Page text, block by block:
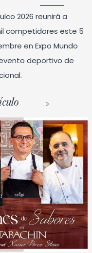
2026 reunirá a
competidores este 5
en Expo Mundo
deportivo de